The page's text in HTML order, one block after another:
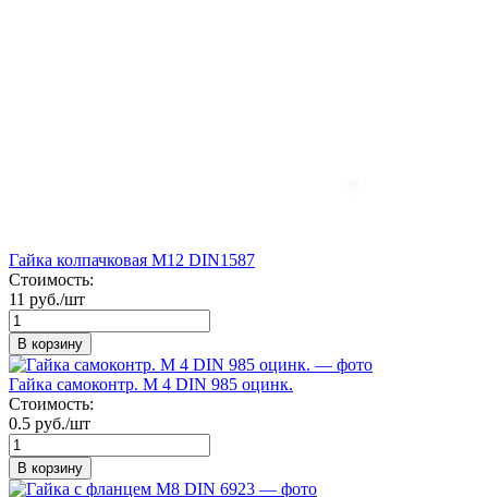
Гайка колпачковая М12 DIN1587
Стоимость:
11 руб./шт
В корзину
Гайка самоконтр. М 4 DIN 985 оцинк.
Стоимость:
0.5 руб./шт
В корзину